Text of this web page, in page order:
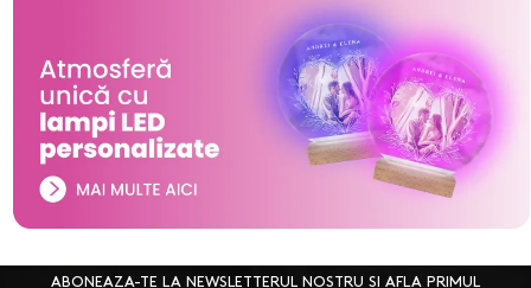
ABONEAZA-TE LA NEWSLETTERUL NOSTRU SI AFLA PRIMUL